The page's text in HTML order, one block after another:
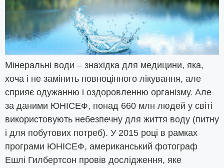
Мінеральні води – знахідка для медицини, яка,
хоча і не замінить повноцінного лікування, але
сприяє одужанню і оздоровленню організму. Але
за даними ЮНІСЕФ, понад 660 млн людей у ​​світі
використовують небезпечну для життя воду (питну
і для побутових потреб). У 2015 році в рамках
програми ЮНІСЕФ, американський фотограф
Ешлі Гилбертсон провів дослідження, яке